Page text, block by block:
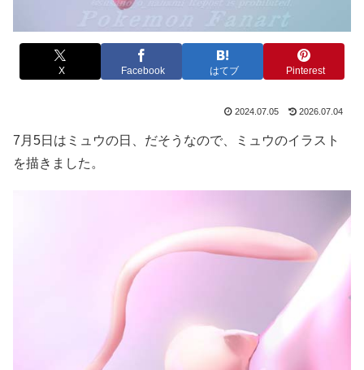
X Facebook はてブ Pinterest
2024.07.05 2026.07.04
7月5日はミュウの日、だそうなので、ミュウのイラスト
を描きました。